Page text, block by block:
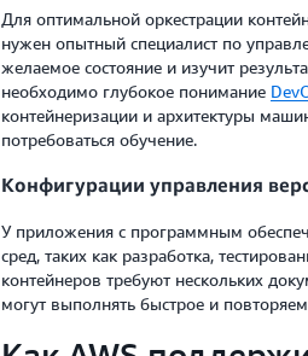
Для оптимальной оркестрации
нужен опытный специалист по
желаемое состояние и изучит
необходимо глубокое понимание
контейнеризации и архитектуры
потребоваться обучение.
Конфигурации управления
У приложения с программным
сред, таких как разработка,
контейнеров требуют нескольких
могут выполнять быстрое и